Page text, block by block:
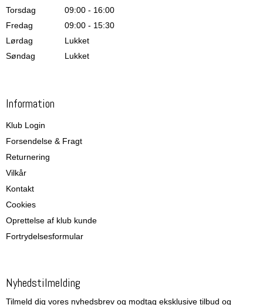
Torsdag
09:00 - 16:00
Fredag
09:00 - 15:30
Lørdag
Lukket
Søndag
Lukket
Information
Klub Login
Forsendelse & Fragt
Returnering
Vilkår
Kontakt
Cookies
Oprettelse af klub kunde
Fortrydelsesformular
Nyhedstilmelding
Tilmeld dig vores nyhedsbrev og modtag eksklusive tilbud og